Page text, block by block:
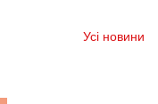
Усі новини